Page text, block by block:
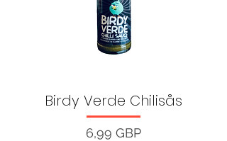
Birdy Verde Chilisås
Pris
6,99 GBP